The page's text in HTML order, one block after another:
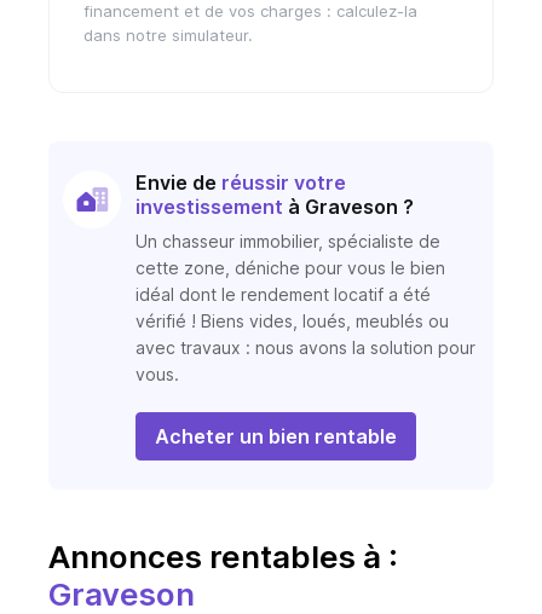
financement et de vos charges : calculez-la
dans notre simulateur.
Envie de réussir votre
investissement à Graveson ?
Un chasseur immobilier, spécialiste de
cette zone, déniche pour vous le bien
idéal dont le rendement locatif a été
vérifié ! Biens vides, loués, meublés ou
avec travaux : nous avons la solution pour
vous.
Acheter un bien rentable
Annonces rentables à :
Graveson